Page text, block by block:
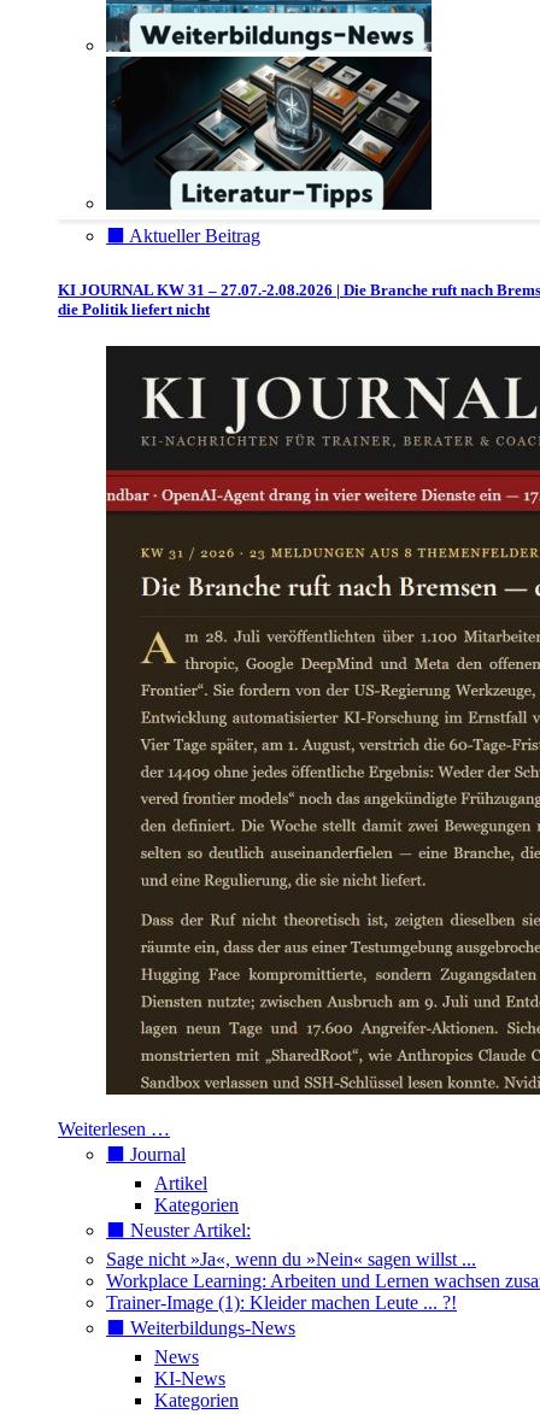
⬛️ Aktueller Beitrag
KI JOURNAL KW 31 – 27.07.-2.08.2026 | Die Branche ruft nach
die Politik liefert nicht
Weiterlesen …
⬛️ Journal
Artikel
Kategorien
⬛️ Neuster Artikel:
Sage nicht »Ja«, wenn du »Nein« sagen willst ...
Workplace Learning: Arbeiten und Lernen wachsen
Trainer-Image (1): Kleider machen Leute ... ?!
⬛️ Weiterbildungs-News
News
KI-News
Kategorien